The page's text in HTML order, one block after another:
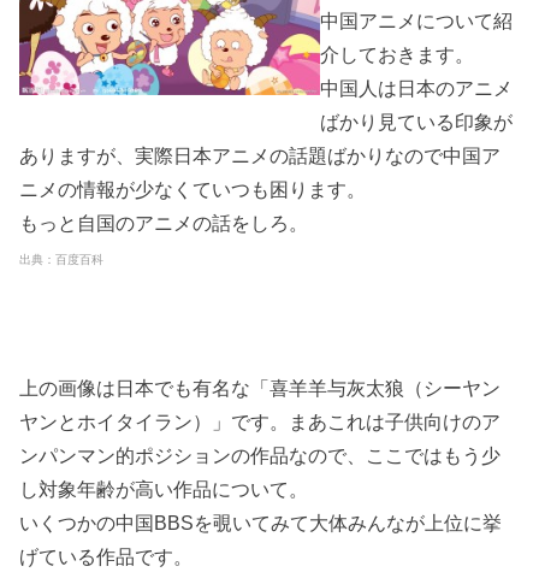
中国アニメについて紹
介しておきます。
中国人は日本のアニメ
ばかり見ている印象が
ありますが、実際日本アニメの話題ばかりなので中国ア
ニメの情報が少なくていつも困ります。
もっと自国のアニメの話をしろ。
出典：百度百科
上の画像は日本でも有名な「喜羊羊与灰太狼（シーヤン
ヤンとホイタイラン）」です。まあこれは子供向けのア
ンパンマン的ポジションの作品なので、ここではもう少
し対象年齢が高い作品について。
いくつかの中国BBSを覗いてみて大体みんなが上位に挙
げている作品です。